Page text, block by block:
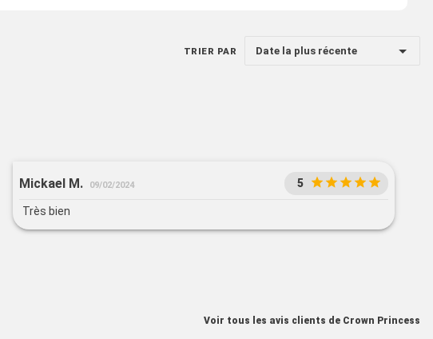
TRIER PAR Date la plus récente
Mickael M. 09/02/2024 5
Très bien
Voir tous les avis clients de Crown Princess